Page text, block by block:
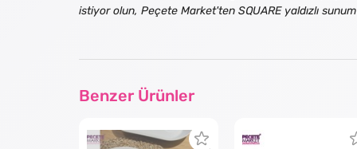
istiyor olun, Peçete Market'ten SQUARE yaldızlı
Benzer Ürünler